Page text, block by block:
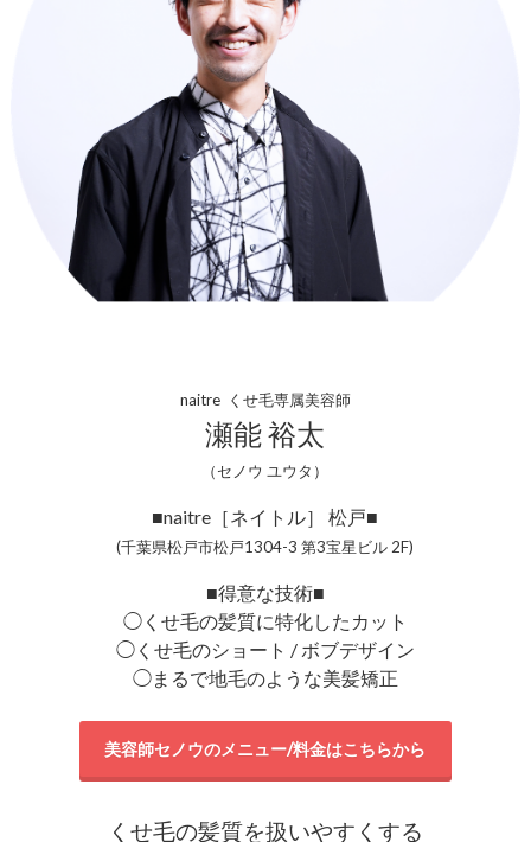
naitre くせ毛専属美容師
瀬能 裕太
（セノウ ユウタ）
■naitre［ネイトル］ 松戸■
(千葉県松戸市松戸1304-3 第3宝星ビル 2F)
■得意な技術■
◯くせ毛の髪質に特化したカット
◯くせ毛のショート / ボブデザイン
◯まるで地毛のような美髪矯正
美容師セノウのメニュー/料金はこちらから
くせ毛の髪質を扱いやすくする